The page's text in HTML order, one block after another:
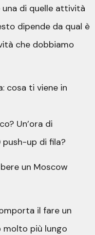
una di quelle attività
dipende da qual è
che dobbiamo
cosa ti viene in
Un’ora di
push-up di fila?
un Moscow
il fare un
molto più lungo